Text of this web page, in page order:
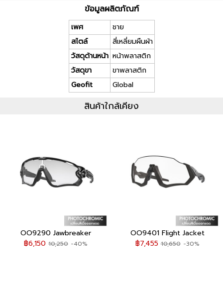
ข้อมูลผลิตภัณฑ์
เพศ
ชาย
สไตล์
สี่เหลี่ยมผืนผ้า
วัสดุด้านหน้า หน้าพลาสติก
วัสดุขา
ขาพลาสติก
Geofit
Global
สินค้าใกล้เคียง
OO9290 Jawbreaker
฿6,150 10,250 -40%
OO9401 Flight Jacket
฿7,45510,650 -30%